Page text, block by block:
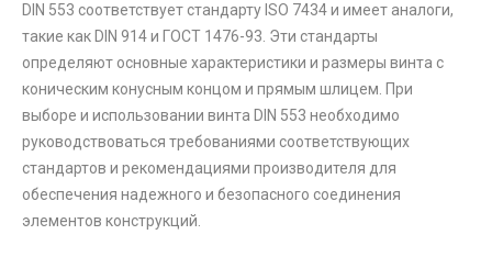
DIN 553 соответствует стандарту ISO 7434 и имеет аналоги,
такие как DIN 914 и ГОСТ 1476-93. Эти стандарты
определяют основные характеристики и размеры винта с
коническим конусным концом и прямым шлицем. При
выборе и использовании винта DIN 553 необходимо
руководствоваться требованиями соответствующих
стандартов и рекомендациями производителя для
обеспечения надежного и безопасного соединения
элементов конструкций.